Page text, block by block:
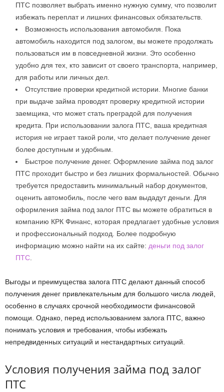
ПТС позволяет выбрать именно нужную сумму, что позволит
избежать переплат и лишних финансовых обязательств.
Возможность использования автомобиля. Пока
автомобиль находится под залогом, вы можете продолжать
пользоваться им в повседневной жизни. Это особенно
удобно для тех, кто зависит от своего транспорта, например,
для работы или личных дел.
Отсутствие проверки кредитной истории. Многие банки
при выдаче займа проводят проверку кредитной истории
заемщика, что может стать преградой для получения
кредита. При использовании залога ПТС, ваша кредитная
история не играет такой роли, что делает получение денег
более доступным и удобным.
Быстрое получение денег. Оформление займа под залог
ПТС проходит быстро и без лишних формальностей. Обычно
требуется предоставить минимальный набор документов,
оценить автомобиль, после чего вам выдадут деньги. Для
оформления займа под залог ПТС вы можете обратиться в
компанию КРК Финанс, которая предлагает удобные условия
и профессиональный подход. Более подробную
информацию можно найти на их сайте: деньги под залог
ПТС
Выгоды и преимущества залога ПТС делают данный способ
получения денег привлекательным для большого числа людей,
особенно в случаях срочной необходимости финансовой
помощи. Однако, перед использованием залога ПТС, важно
понимать условия и требования, чтобы избежать
непредвиденных ситуаций и нестандартных ситуаций.
Условия получения займа под залог
ПТС